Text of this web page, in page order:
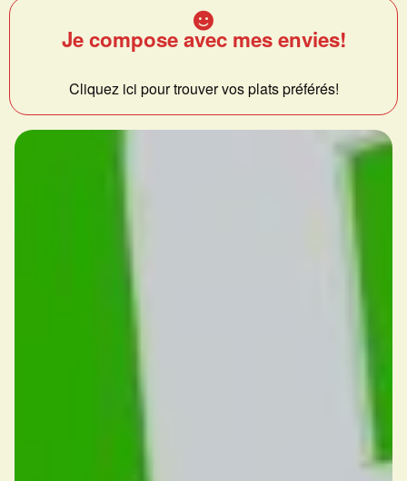
Je compose avec mes envies!
Cliquez ici pour trouver vos plats préférés!